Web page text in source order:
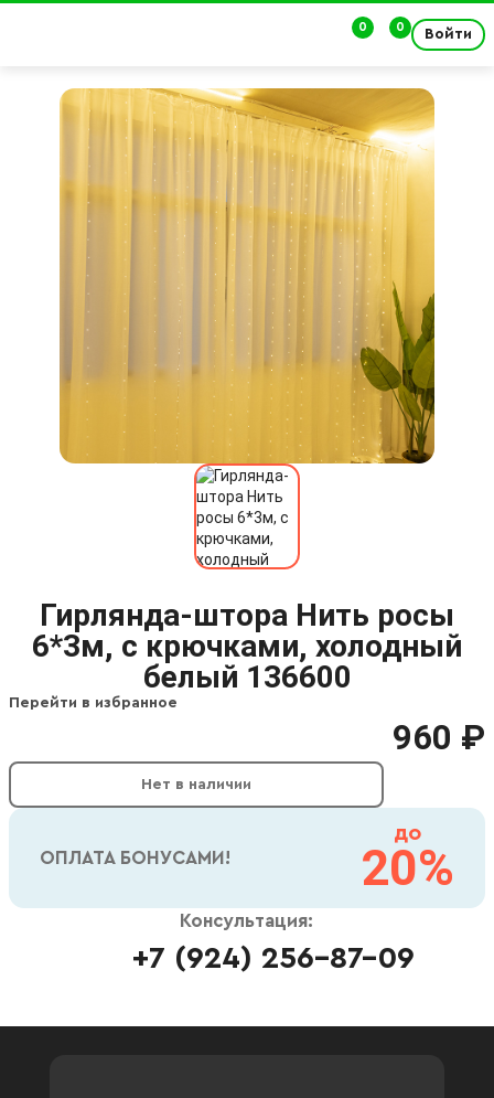
0 0 Войти
Гирлянда-штора Нить росы
6*3м, с крючками, холодный
белый 136600
Перейти в избранное
960 ₽
Нет в наличии
ОПЛАТА БОНУСАМИ!
до
20%
Консультация:
+7 (924) 256-87-09